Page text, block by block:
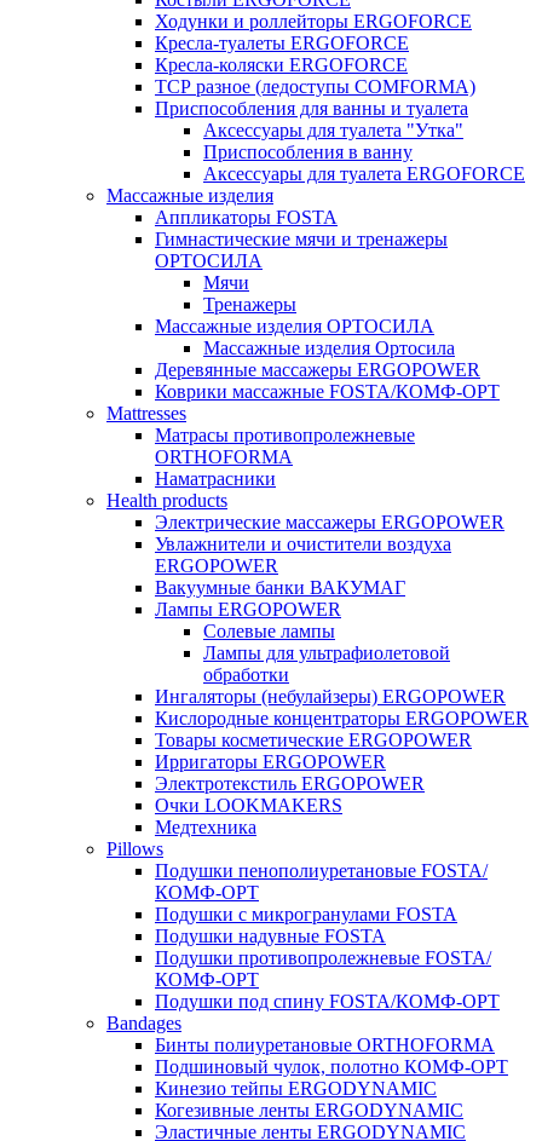
Ходунки и роллейторы ERGOFORCE
Кресла-туалеты ERGOFORCE
Кресла-коляски ERGOFORCE
ТСР разное (ледоступы COMFORMA)
Приспособления для ванны и туалета
Аксессуары для туалета "Утка"
Приспособления в ванну
Аксессуары для туалета ERGOFORCE
Массажные изделия
Аппликаторы FOSTA
Гимнастические мячи и тренажеры
ОРТОСИЛА
Мячи
Тренажеры
Массажные изделия ОРТОСИЛА
Массажные изделия Ортосила
Деревянные массажеры ERGOPOWER
Коврики массажные FOSTA/КОМФ-ОРТ
Мattresses
Матрасы противопролежневые
ORTHOFORMA
Наматрасники
Health products
Электрические массажеры ERGOPOWER
Увлажнители и очистители воздуха
ERGOPOWER
Вакуумные банки ВАКУМАГ
Лампы ERGOPOWER
Солевые лампы
Лампы для ультрафиолетовой
обработки
Ингаляторы (небулайзеры) ERGOPOWER
Кислородные концентраторы ERGOPOWER
Товары косметические ERGOPOWER
Ирригаторы ERGOPOWER
Электротекстиль ERGOPOWER
Очки LOOKMAKERS
Медтехника
Pillows
Подушки пенополиуретановые FOSTA/
КОМФ-ОРТ
Подушки с микрогранулами FOSTA
Подушки надувные FOSTA
Подушки противопролежневые FOSTA/
КОМФ-ОРТ
Подушки под спину FOSTA/КОМФ-ОРТ
Bandages
Бинты полиуретановые ORTHOFORMA
Подшиновый чулок, полотно КОМФ-ОРТ
Кинезио тейпы ERGODYNAMIC
Когезивные ленты ERGODYNAMIC
Эластичные ленты ERGODYNAMIC